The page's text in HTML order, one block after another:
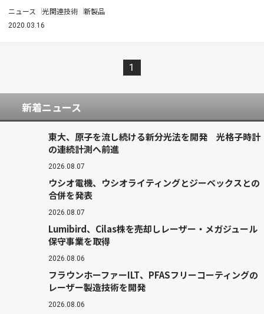
ニュース 光関連技術 新製品
2020.03.16
1
新着ニュース
東大、原子を流し続ける新分光法を開発 光格子時計
の連続計測へ前進
2026.08.07
ウシオ電機、ウシオライティングとジーベックスとの
合併を発表
2026.08.07
Lumibird、Cilas株を売却しレーザー・メガジュール
保守事業を取得
2026.08.06
フラウンホーファーILT、PFASフリーコーティングの
レーザー製造技術を開発
2026.08.06